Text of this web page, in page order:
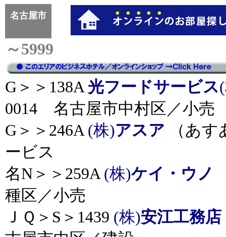
名古屋市
～5999
G＞＞138A 光フードサービス
0014 名古屋市中村区／小売
G＞＞246A (株)アスア （あす
ービス
名N＞＞259A (株)ケイ・ウノ
種区／小売
ＪＱ＞S＞1439 (株)安江工務店